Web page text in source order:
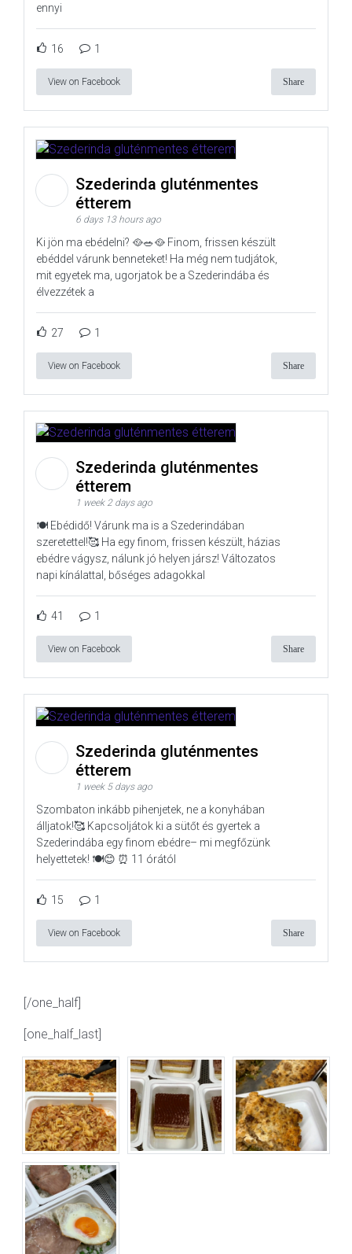
ennyi
16 1
View on Facebook Share
Szederinda gluténmentes
étterem
6 days 13 hours ago
Ki jön ma ebédelni? 🥘🥗🥘 Finom, frissen készült
ebéddel várunk benneteket! Ha még nem tudjátok,
mit egyetek ma, ugorjatok be a Szederindába és
élvezzétek a
27 1
View on Facebook Share
Szederinda gluténmentes
étterem
1 week 2 days ago
🍽️ Ebédidő! Várunk ma is a Szederindában
szeretettel!🥰 Ha egy finom, frissen készült, házias
ebédre vágysz, nálunk jó helyen jársz! Változatos
napi kínálattal, bőséges adagokkal
41 1
View on Facebook Share
Szederinda gluténmentes
étterem
1 week 5 days ago
Szombaton inkább pihenjetek, ne a konyhában
álljatok!🥰 Kapcsoljátok ki a sütőt és gyertek a
Szederindába egy finom ebédre– mi megfőzünk
helyettetek! 🍽️😊 ⏰ 11 órától
15 1
View on Facebook Share
[/one_half]
[one_half_last]